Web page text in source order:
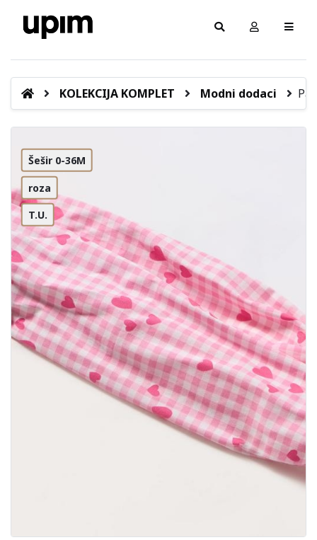
KOLEKCIJA KOMPLET Modni dodaci
Šešir 0-36M
roza
T.U.